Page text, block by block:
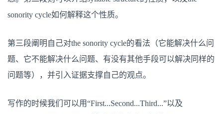
sonority cycle如何解释这个性质。
第三段阐明自己对the sonority cycle的看法（它能解决什么问
题、它不能解决什么问题、有没有其他手段可以解决同样的
问题等），并引入证据支撑自己的观点。
写作的时候我们可以用“First...Second...Third...”以及